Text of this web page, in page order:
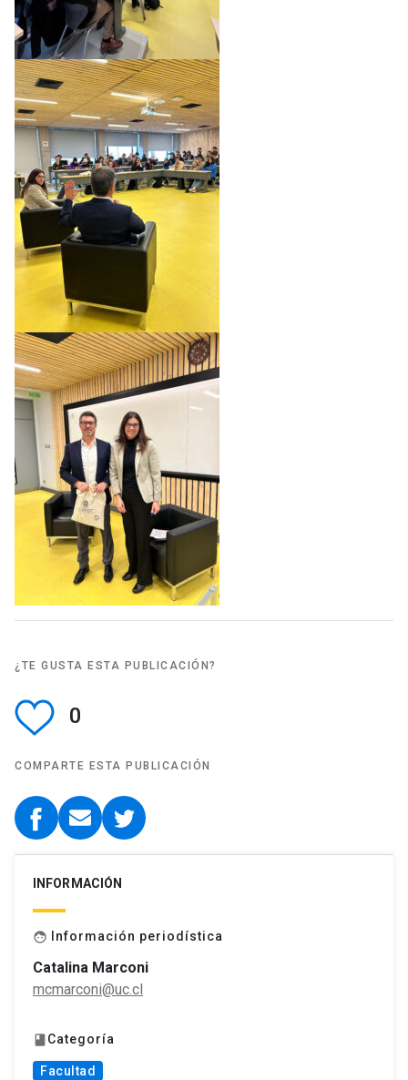
¿TE GUSTA ESTA PUBLICACIÓN?
0
COMPARTE ESTA PUBLICACIÓN
INFORMACIÓN
face Información periodística
Catalina Marconi
mcmarconi@uc.cl
book Categoría
Facultad